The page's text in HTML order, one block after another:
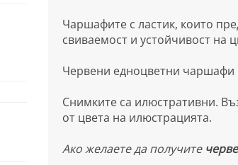
Чаршафите с ластик, които
свиваемост и устойчивост на
Червени едноцветни чаршафи
Снимките са илюстративни.
от цвета на илюстрацията.
Ако желаете да получите